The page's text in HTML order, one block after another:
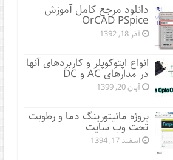
دانلود مرجع کامل آموزش
OrCAD PSpice
آذر 18, 1392
انواع اپتوکوپلر و کاربردهای آنها
در مدارهای AC و DC
آبان 20, 1399
پروژه مانيتورينگ دما و رطوبت
تحت وب سایت
اسفند 17, 1394